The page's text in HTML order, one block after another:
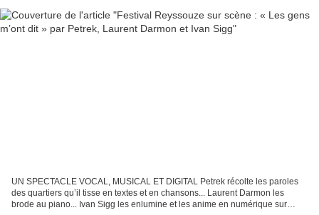
UN SPECTACLE VOCAL, MUSICAL ET DIGITAL Petrek récolte les paroles
des quartiers qu’il tisse en textes et en chansons... Laurent Darmon les
brode au piano... Ivan Sigg les enlumine et les anime en numérique sur